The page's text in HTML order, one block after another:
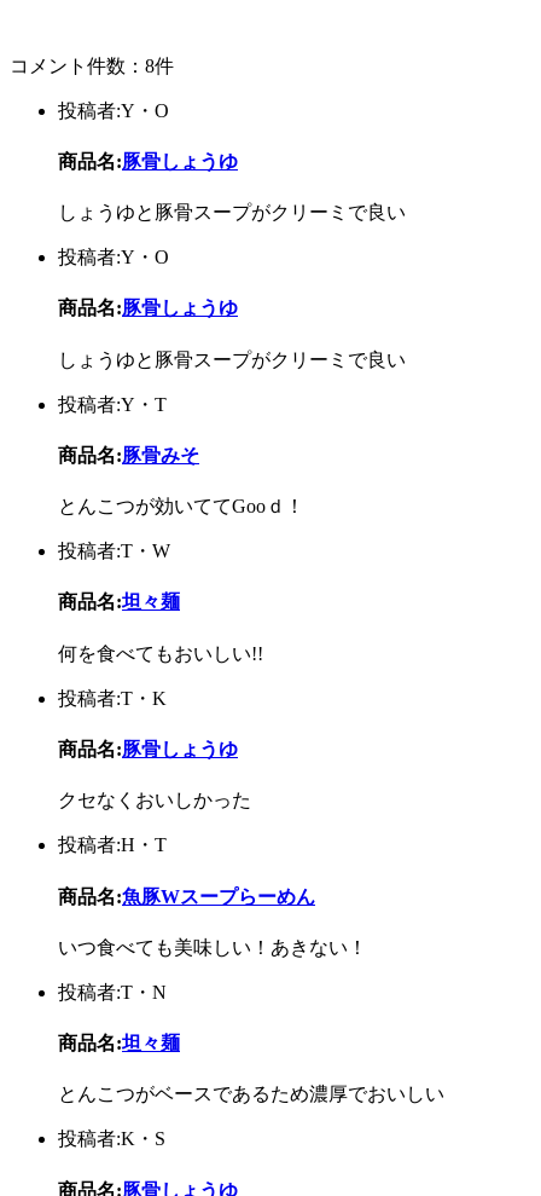
コメント件数：8件
投稿者:Y・O
商品名:豚骨しょうゆ
しょうゆと豚骨スープがクリーミで良い
投稿者:Y・O
商品名:豚骨しょうゆ
しょうゆと豚骨スープがクリーミで良い
投稿者:Y・T
商品名:豚骨みそ
とんこつが効いててGooｄ！
投稿者:T・W
商品名:坦々麺
何を食べてもおいしい!!
投稿者:T・K
商品名:豚骨しょうゆ
クセなくおいしかった
投稿者:H・T
商品名:魚豚Wスープらーめん
いつ食べても美味しい！あきない！
投稿者:T・N
商品名:坦々麺
とんこつがベースであるため濃厚でおいしい
投稿者:K・S
商品名:豚骨しょうゆ